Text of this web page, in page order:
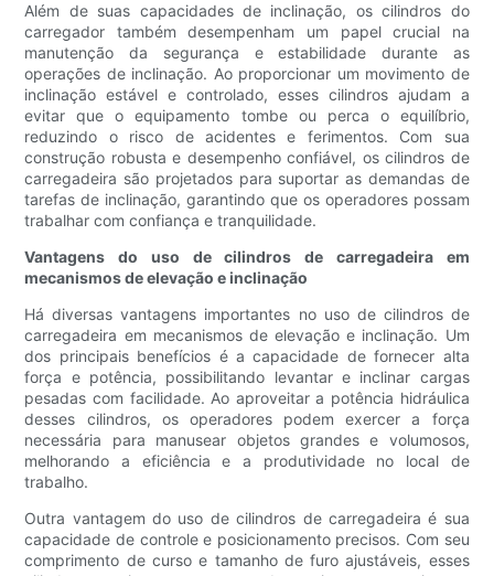
Além de suas capacidades de inclinação, os cilindros do
carregador também desempenham um papel crucial na
manutenção da segurança e estabilidade durante as
operações de inclinação. Ao proporcionar um movimento de
inclinação estável e controlado, esses cilindros ajudam a
evitar que o equipamento tombe ou perca o equilíbrio,
reduzindo o risco de acidentes e ferimentos. Com sua
construção robusta e desempenho confiável, os cilindros de
carregadeira são projetados para suportar as demandas de
tarefas de inclinação, garantindo que os operadores possam
trabalhar com confiança e tranquilidade.
Vantagens do uso de cilindros de carregadeira em
mecanismos de elevação e inclinação
Há diversas vantagens importantes no uso de cilindros de
carregadeira em mecanismos de elevação e inclinação. Um
dos principais benefícios é a capacidade de fornecer alta
força e potência, possibilitando levantar e inclinar cargas
pesadas com facilidade. Ao aproveitar a potência hidráulica
desses cilindros, os operadores podem exercer a força
necessária para manusear objetos grandes e volumosos,
melhorando a eficiência e a produtividade no local de
trabalho.
Outra vantagem do uso de cilindros de carregadeira é sua
capacidade de controle e posicionamento precisos. Com seu
comprimento de curso e tamanho de furo ajustáveis, esses